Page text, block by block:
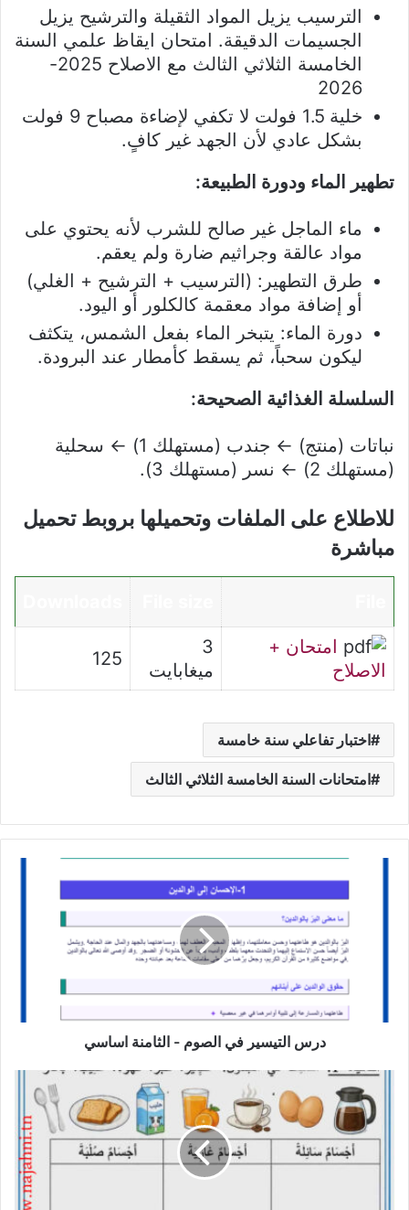
الترسيب يزيل المواد الثقيلة والترشيح يزيل
الجسيمات الدقيقة. امتحان ايقاظ علمي السنة
الخامسة الثلاثي الثالث مع الاصلاح 2025-
2026
خلية 1.5 فولت لا تكفي لإضاءة مصباح 9 فولت
بشكل عادي لأن الجهد غير كافٍ.
تطهير الماء ودورة الطبيعة:
ماء الماجل غير صالح للشرب لأنه يحتوي على
مواد عالقة وجراثيم ضارة ولم يعقم.
طرق التطهير: (الترسيب + الترشيح + الغلي)
أو إضافة مواد معقمة كالكلور أو اليود.
دورة الماء: يتبخر الماء بفعل الشمس، يتكثف
ليكون سحباً، ثم يسقط كأمطار عند البرودة.
السلسلة الغذائية الصحيحة:
نباتات (منتج) ← جندب (مستهلك 1) ← سحلية
(مستهلك 2) ← نسر (مستهلك 3).
للاطلاع على الملفات وتحميلها بروبط تحميل
مباشرة
امتحان +
الاصلاح
3
ميغابايت
125
اختبار تفاعلي سنة خامسة
امتحانات السنة الخامسة الثلاثي الثالث
درس التيسير في الصوم - الثامنة اساسي
امتحان
ايقاظ
علمي
سنة